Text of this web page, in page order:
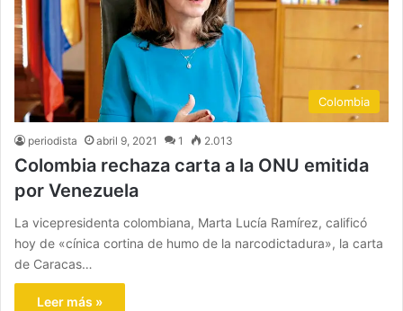
Colombia
periodista abril 9, 2021 1 2.013
Colombia rechaza carta a la ONU emitida
por Venezuela
La vicepresidenta colombiana, Marta Lucía Ramírez, calificó
hoy de «cínica cortina de humo de la narcodictadura», la carta
de Caracas…
Leer más »